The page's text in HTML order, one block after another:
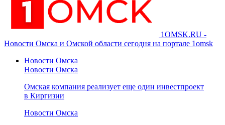
1OMSK.RU -
Новости Омска и Омской области сегодня на портале 1omsk
Новости Омска
Новости Омска
Омская компания реализует еще один инвестпроект
в Киргизии
Новости Омска